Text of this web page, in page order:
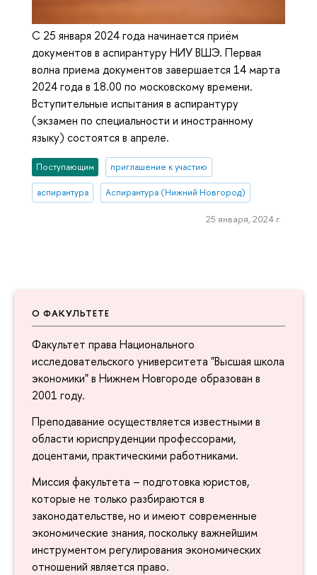
О ФАКУЛЬТЕТЕ
Факультет права Национального
исследовательского университета "Высшая школа
экономики" в Нижнем Новгороде образован в
2001 году.
Преподавание осуществляется известными в
области юриспруденции профессорами,
доцентами, практическими работниками.
Миссия факультета – подготовка юристов,
которые не только разбираются в
законодательстве, но и имеют современные
экономические знания, поскольку важнейшим
инструментом регулирования экономических
отношений является право.
С 25 января 2024 года начинается приём
документов в аспирантуру НИУ ВШЭ. Первая
волна приема документов завершается 14 марта
2024 года в 18.00 по московскому времени.
Вступительные испытания в аспирантуру
(экзамен по специальности и иностранному
языку) состоятся в апреле.
Поступающим приглашение к участию
аспирантура Аспирантура (Нижний Новгород)
25 января, 2024 г.